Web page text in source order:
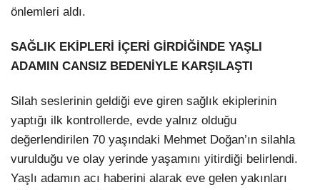
önlemleri aldı.
SAĞLIK EKİPLERİ İÇERİ GİRDİĞİNDE YAŞLI
ADAMIN CANSIZ BEDENİYLE KARŞILAŞTI
Silah seslerinin geldiği eve giren sağlık ekiplerinin
yaptığı ilk kontrollerde, evde yalnız olduğu
değerlendirilen 70 yaşındaki Mehmet Doğan’ın silahla
vurulduğu ve olay yerinde yaşamını yitirdiği belirlendi.
Yaşlı adamın acı haberini alarak eve gelen yakınları